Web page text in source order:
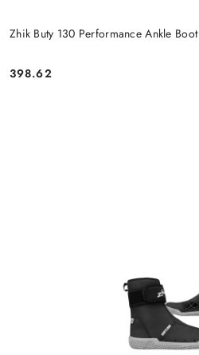
Zhik Buty 130 Performance Ankle Boot
Cena:
398.62